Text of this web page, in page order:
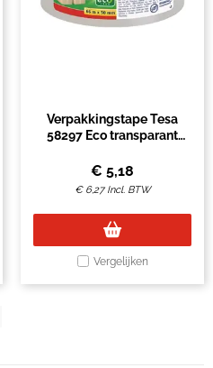
Verpakkingstape Tesa
58297 Eco transparant
€ 5,18
€ 6,27 Incl. BTW
Vergelijken